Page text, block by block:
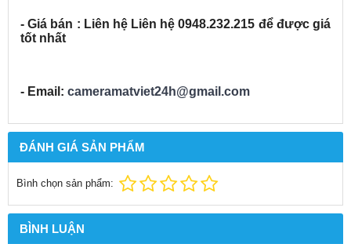
- Giá bán : Liên hệ Liên hệ 0948.232.215 để được giá
tốt nhất
- Email: cameramatviet24h@gmail.com
ĐÁNH GIÁ SẢN PHẨM
Bình chọn sản phẩm:
BÌNH LUẬN